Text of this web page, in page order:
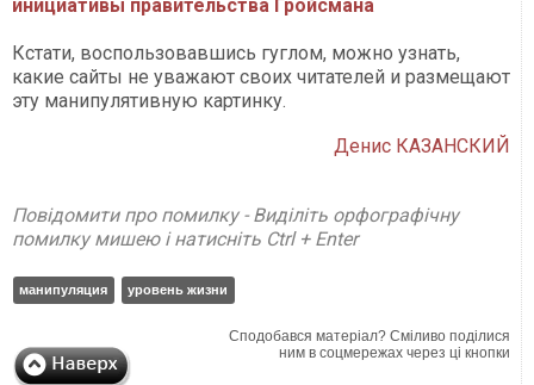
инициативы правительства Гройсмана
Кстати, воспользовавшись гуглом, можно узнать,
какие сайты не уважают своих читателей и размещают
эту манипулятивную картинку.
Денис КАЗАНСКИЙ
Повідомити про помилку - Виділіть орфографічну
помилку мишею і натисніть Ctrl + Enter
манипуляция уровень жизни
Сподобався матеріал? Сміливо поділися
ним в соцмережах через ці кнопки